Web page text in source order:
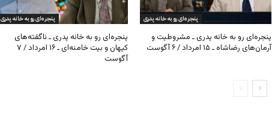
پنجره‌ای رو به خانه پدری
پنجره‌ای رو به خانه پدری ـ ناگفته‌های
کیهان و بیت خامنه‌ای ـ ۱۶ امرداد / ۷
آگوست
پنجره‌ای رو به خانه پدری
پنجره‌ای رو به خانه پدری ـ مشروطیت و
آرمان‌های رضاشاه ـ ۱۵ امرداد / ۶ آگوست